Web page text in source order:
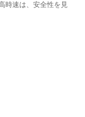
時速は、安全性を見